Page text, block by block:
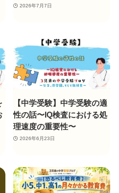
2026年7月7日
【中学受験】中学受験の適
性の話〜IQ検査における処
理速度の重要性〜
2026年6月23日